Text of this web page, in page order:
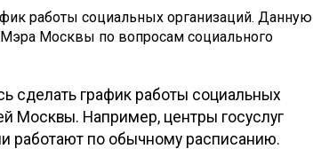
работы социальных организаций. Данную
Москвы по вопросам социального
сделать график работы социальных
Москвы. Например, центры госуслуг
работают по обычному расписанию.